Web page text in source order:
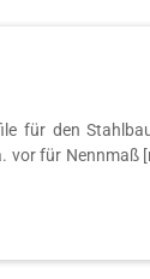
für den
vor für Nennmaß